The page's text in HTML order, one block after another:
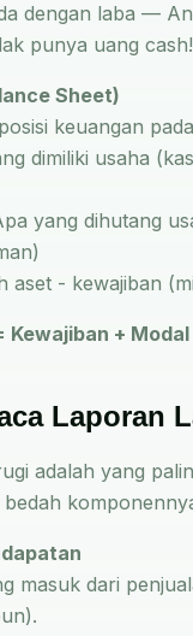
dengan laba —
punya uang cash!
Sheet)
keuangan
dimiliki usaha
yang dihutang
aset - kewajiban
Kewajiban + Modal
Laporan
adalah yang
masuk dari